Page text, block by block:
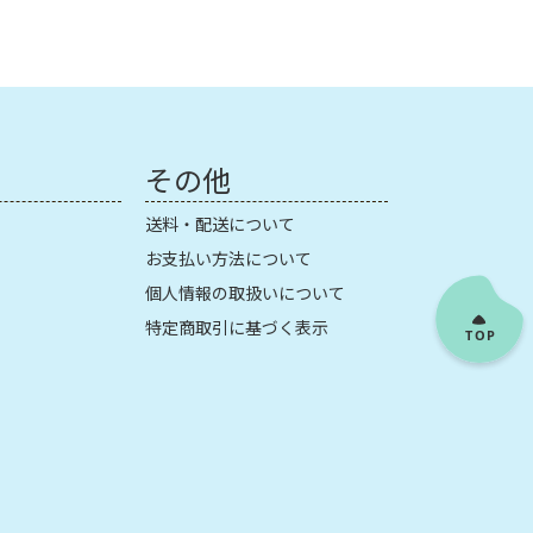
その他
送料・配送について
お支払い方法について
個人情報の取扱いについて
特定商取引に基づく表示